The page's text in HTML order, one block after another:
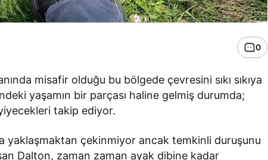
0
misafir olduğu bu bölgede çevresini sıkı sıkıya
yaşamın bir parçası haline gelmiş durumda;
takip ediyor.
yaklaşmaktan çekinmiyor ancak temkinli duruşunu
Dalton, zaman zaman ayak dibine kadar